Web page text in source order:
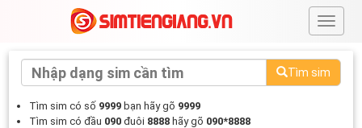
#
Tìm sim
Tìm sim có số 9999 bạn hãy gõ 9999
Tìm sim có đầu 090 đuôi 8888 hãy gõ 090*8888